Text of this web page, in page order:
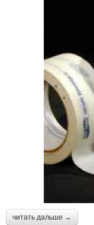
читать дальше →